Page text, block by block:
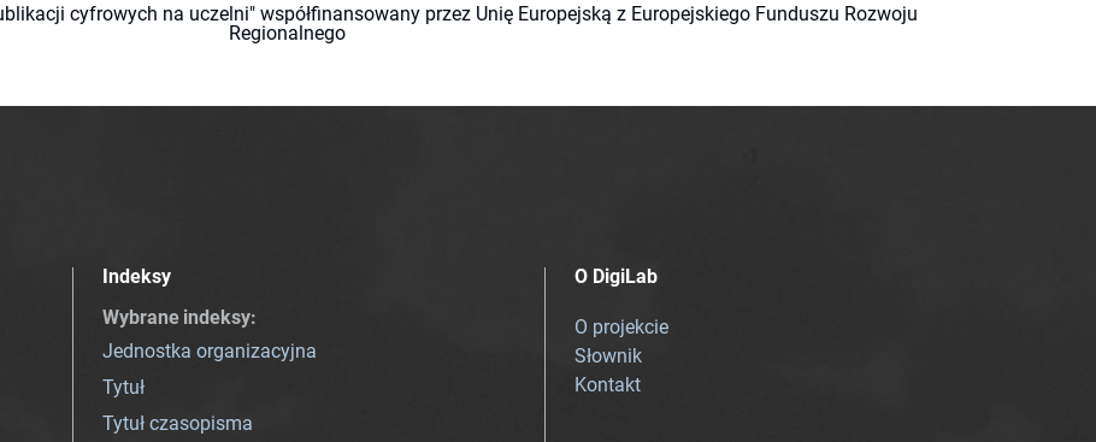
cyfrowych na uczelni" współfinansowany przez Unię Europejską z Europejskiego Funduszu Rozwoju
Regionalnego
Indeksy
Wybrane indeksy:
Jednostka organizacyjna
Tytuł
Tytuł czasopisma
O DigiLab
O projekcie
Słownik
Kontakt